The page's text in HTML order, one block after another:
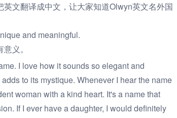
文翻译成中文，让大家知道Olwyn英文名外国
and meaningful.
义。
I love how it sounds so elegant and
to its mystique. Whenever I hear the name
woman with a kind heart. It's a name that
If I ever have a daughter, I would definitely